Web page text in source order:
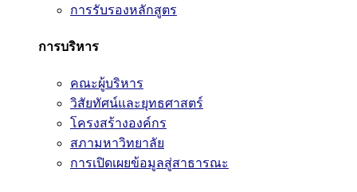
การรับรองหลักสูตร
การบริหาร
คณะผู้บริหาร
วิสัยทัศน์และยุทธศาสตร์
โครงสร้างองค์กร
สภามหาวิทยาลัย
การเปิดเผยข้อมูลสู่สาธารณะ